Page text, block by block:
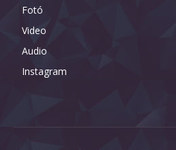
Fotó
Video
Audio
Instagram